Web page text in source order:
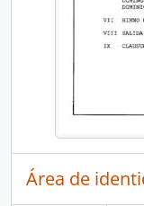
Área de